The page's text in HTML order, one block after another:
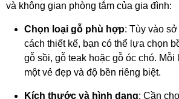
và không gian phòng tắm của gia đình:
Chọn loại gỗ phù hợp: Tùy vào
cách thiết kế, bạn có thể lựa chọn
gỗ sồi, gỗ teak hoặc gỗ óc chó. Mỗi
một vẻ đẹp và độ bền riêng biệt.
Kích thước và hình dạng: Cần